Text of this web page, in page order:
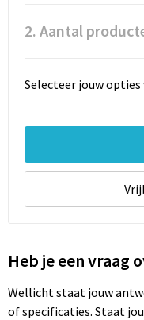
Tablettassen
Goodiebags
2. Aantal
Selecteer jouw opties
Heb je een vraag
Wellicht staat jouw
of specificaties. Staat